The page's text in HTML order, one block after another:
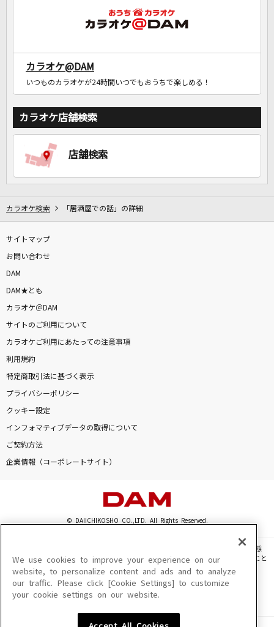
カラオケ@DAM
いつものカラオケが24時間いつでもおうちで楽しめる！
カラオケ店舗検索
店舗検索
カラオケ検索 「居酒屋での話」の詳細
サイトマップ
お問い合わせ
DAM
DAM★とも
カラオケ＠DAM
サイトのご利用について
カラオケご利用にあたっての注意事項
利用規約
特定商取引法に基づく表示
プライバシーポリシー
クッキー設定
インフォマティブデータの取得について
ご契約方法
企業情報（コーポレートサイト）
© DAIICHIKOSHO CO.,LTD. All Rights Reserved.
このサイトに掲載されている一切の文章・画像・写真・動画・音声等を、手段や形態
を問わず、著作権法の定める範囲を超えて無断で複製、転載、ファイル化などすること
を禁じます。
楽曲及びコンテンツは、機種によりご利用いただけない場合があります。
楽曲及びコンテンツの配信日、配信内容が変更になる場合があります。
We use cookies to improve your experience on our
website, to personalize content and ads and to analyze
our traffic. Please click [Cookie Settings] to customize
your cookie settings on our website.